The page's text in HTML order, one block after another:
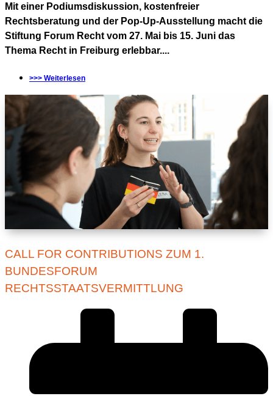
Mit einer Podiumsdiskussion, kostenfreier
Rechtsberatung und der Pop-Up-Ausstellung macht die
Stiftung Forum Recht vom 27. Mai bis 15. Juni das
Thema Recht in Freiburg erlebbar....
>>> Weiterlesen
CALL FOR CONTRIBUTIONS ZUM 1.
BUNDESFORUM
RECHTSSTAATSVERMITTLUNG